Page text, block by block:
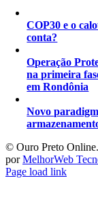
COP30 e o
conta?
Operação
na primeira
em Rondônia
Novo
©️ Ouro Preto
porMelhorWeb
Page load link